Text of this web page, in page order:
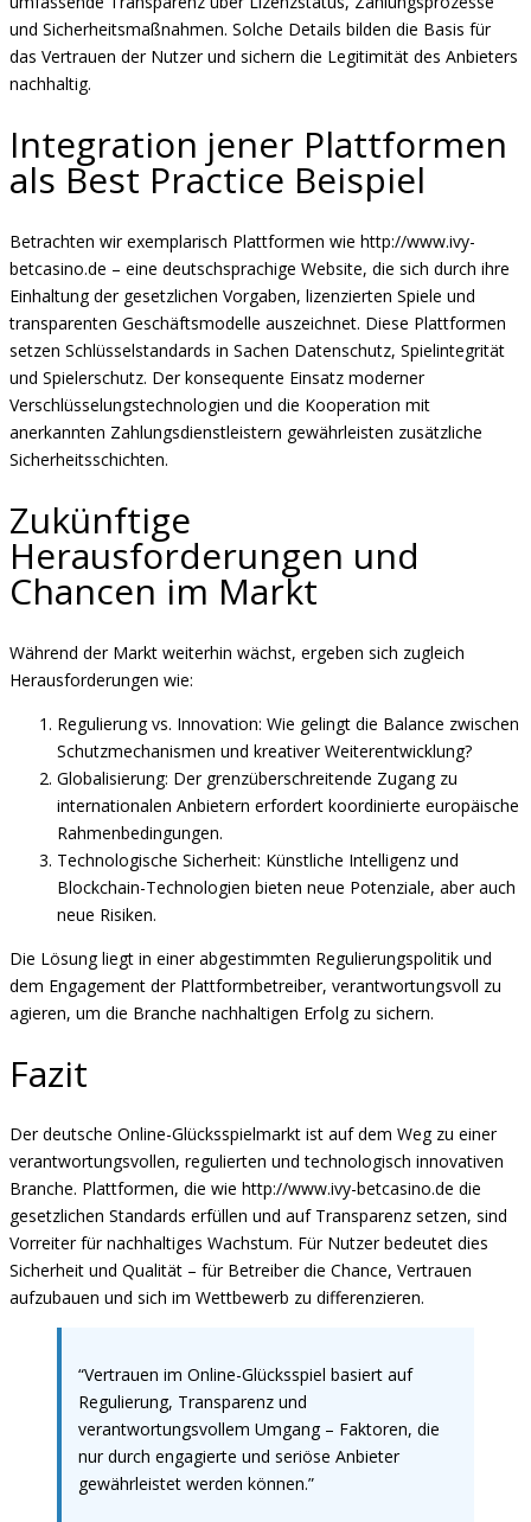
und Sicherheitsmaßnahmen. Solche Details bilden die Basis für
das Vertrauen der Nutzer und sichern die Legitimität des Anbieters
nachhaltig.
Integration jener Plattformen
als Best Practice Beispiel
Betrachten wir exemplarisch Plattformen wie http://www.ivy-
betcasino.de – eine deutschsprachige Website, die sich durch ihre
Einhaltung der gesetzlichen Vorgaben, lizenzierten Spiele und
transparenten Geschäftsmodelle auszeichnet. Diese Plattformen
setzen Schlüsselstandards in Sachen Datenschutz, Spielintegrität
und Spielerschutz. Der konsequente Einsatz moderner
Verschlüsselungstechnologien und die Kooperation mit
anerkannten Zahlungsdienstleistern gewährleisten zusätzliche
Sicherheitsschichten.
Zukünftige
Herausforderungen und
Chancen im Markt
Während der Markt weiterhin wächst, ergeben sich zugleich
Herausforderungen wie:
Regulierung vs. Innovation: Wie gelingt die Balance zwischen
Schutzmechanismen und kreativer Weiterentwicklung?
Globalisierung: Der grenzüberschreitende Zugang zu
internationalen Anbietern erfordert koordinierte europäische
Rahmenbedingungen.
Technologische Sicherheit: Künstliche Intelligenz und
Blockchain-Technologien bieten neue Potenziale, aber auch
neue Risiken.
Die Lösung liegt in einer abgestimmten Regulierungspolitik und
dem Engagement der Plattformbetreiber, verantwortungsvoll zu
agieren, um die Branche nachhaltigen Erfolg zu sichern.
Fazit
Der deutsche Online-Glücksspielmarkt ist auf dem Weg zu einer
verantwortungsvollen, regulierten und technologisch innovativen
Branche. Plattformen, die wie http://www.ivy-betcasino.de die
gesetzlichen Standards erfüllen und auf Transparenz setzen, sind
Vorreiter für nachhaltiges Wachstum. Für Nutzer bedeutet dies
Sicherheit und Qualität – für Betreiber die Chance, Vertrauen
aufzubauen und sich im Wettbewerb zu differenzieren.
“Vertrauen im Online-Glücksspiel basiert auf
Regulierung, Transparenz und
verantwortungsvollem Umgang – Faktoren, die
nur durch engagierte und seriöse Anbieter
gewährleistet werden können.”